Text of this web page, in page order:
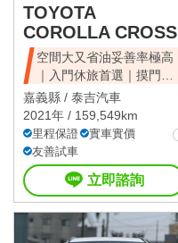
TOYOTA
COROLLA CROSS
空間大又省油妥善率極高
｜入門休旅首選｜摸門解
鎖、免鑰匙啟動
嘉義縣 / 泰吉汽車
2021年 / 159,549km
里程保證
實車實價
友善試車
立即諮詢